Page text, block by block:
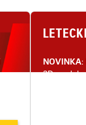
NOVINKA:
3D